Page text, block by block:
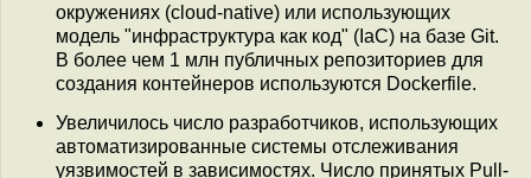
окружениях (cloud-native) или использующих
модель "инфраструктура как код" (IaC) на базе Git.
В более чем 1 млн публичных репозиториев для
создания контейнеров используются Dockerfile.
Увеличилось число разработчиков, использующих
автоматизированные системы отслеживания
уязвимостей в зависимостях. Число принятых Pull-